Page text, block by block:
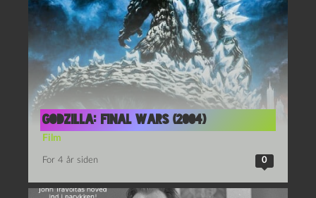
Godzilla: Final Wars (2004)
Film
For 4 år siden 0